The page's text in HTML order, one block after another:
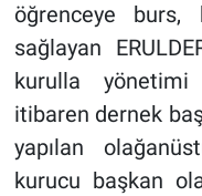
öğrenceye burs,
sağlayan
kurulla yönetimi
itibaren dernek
yapılan
kurucu başkan